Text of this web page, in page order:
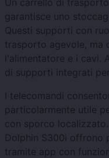
garantisce uno
Questi supporti con
trasporto agevole, ma
l'alimentatore e i cavi.
di supporti integrati
I telecomandi
particolarmente utile
con sporco
Dolphin S300i offrono
tramite app con